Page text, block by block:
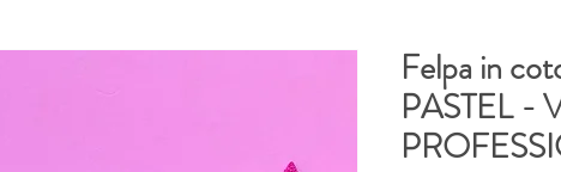
Felpa in
PASTEL -